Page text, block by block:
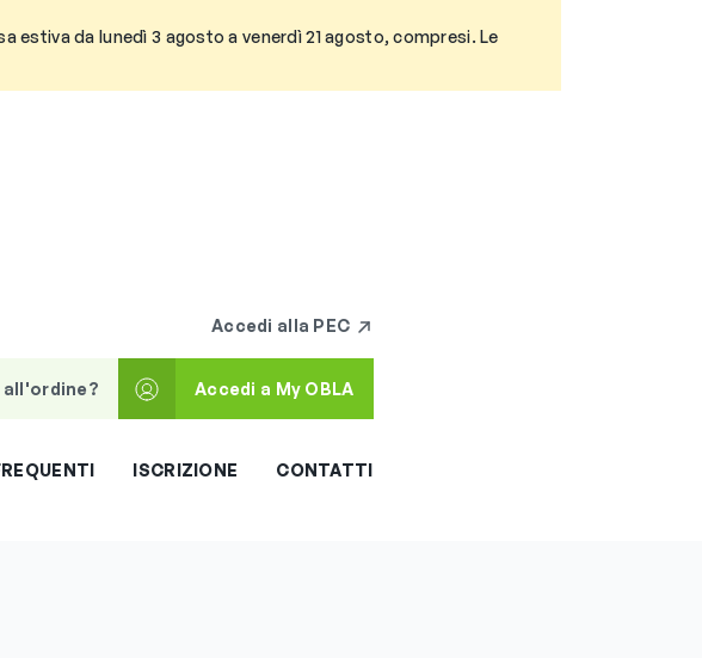
estiva da lunedì 3 agosto a venerdì 21 agosto, compresi. Le
Accedi alla PEC
Accedi a My OBLA
ISCRIZIONE CONTATTI